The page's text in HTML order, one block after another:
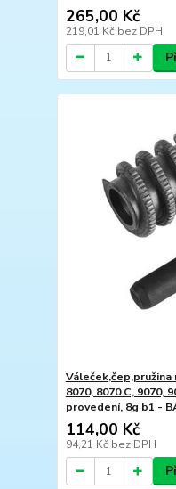
265,00 Kč
219,01 Kč bez DPH
8070, 8070 C, 9070,
provedení, 8g b1 -
114,00 Kč
94,21 Kč bez DPH